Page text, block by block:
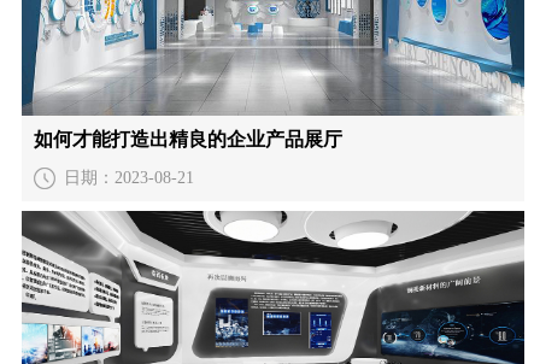
如何才能打造出精良的企业产品展厅
日期：2023-08-21